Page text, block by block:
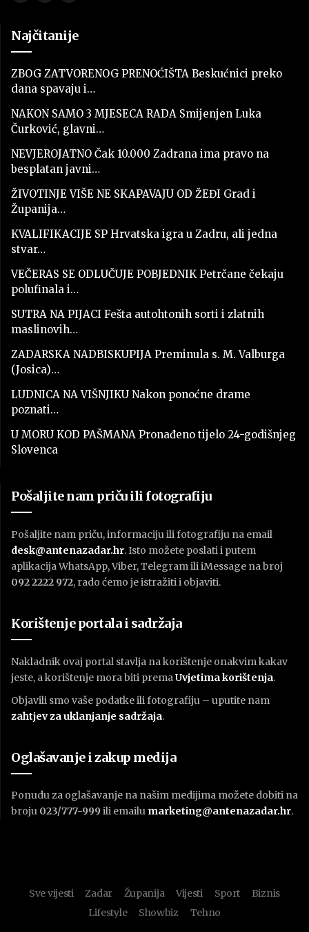
Najčitanije
ZBOG ZATVORENOG PRENOĆIŠTA Beskućnici preko
dana spavaju i…
NAKON SAMO 3 MJESECA RADA Smijenjen Luka
Čurković, glavni…
NEVJEROJATNO Čak 10.000 Zadrana ima pravo na
besplatan javni…
ŽIVOTINJE VIŠE NE SKAPAVAJU OD ŽEĐI Grad i
Županija…
KVALIFIKACIJE SP Hrvatska igra u Zadru, ali jedna
stvar…
VEČERAS SE ODLUČUJE POBJEDNIK Petrčane čekaju
polufinala i…
SUTRA NA PIJACI Fešta autohtonih sorti i zlatnih
maslinovih…
ZADARSKA NADBISKUPIJA Preminula s. M. Valburga
(Josica)…
LUDNICA NA VIŠNJIKU Nakon ponoćne drame
poznati…
U MORU KOD PAŠMANA Pronađeno tijelo 24-godišnjeg
Slovenca
Pošaljite nam priču ili fotografiju
Pošaljite nam priču, informaciju ili fotografiju na email
desk@antenazadar.hr. Isto možete poslati i putem
aplikacija WhatsApp, Viber, Telegram ili iMessage na broj
092 2222 972, rado ćemo je istražiti i objaviti.
Korištenje portala i sadržaja
Nakladnik ovaj portal stavlja na korištenje onakvim kakav
jeste, a korištenje mora biti prema Uvjetima korištenja.
Objavili smo vaše podatke ili fotografiju – uputite nam
zahtjev za uklanjanje sadržaja.
Oglašavanje i zakup medija
Ponudu za oglašavanje na našim medijima možete dobiti na
broju 023/777-999 ili emailu marketing@antenazadar.hr.
Sve vijesti Zadar Županija Vijesti Sport
Biznis
Lifestyle
Showbiz Tehno